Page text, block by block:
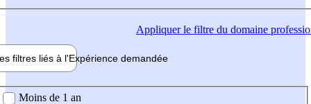
Appliquerle filtre du domaine
filtres liés à l'Expérience demandée
demandée
Moins de 1 an